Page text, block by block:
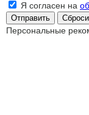
Я согласен на
Персональные